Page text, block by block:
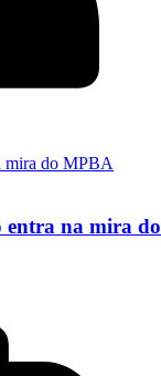
entra na mira do